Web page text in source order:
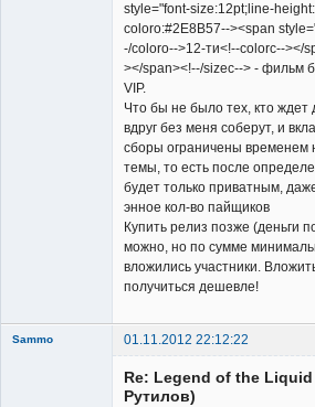
style="font-size:12pt;line-
coloro:#2E8B57--><span
-/coloro-->12-ти<!--colorc--></
></span><!--/sizec--> - фильм
VIP.
Что бы не было тех, кто ждет
вдруг без меня соберут, и
сборы ограничены временем
темы, то есть после
будет только приватным,
энное кол-во пайщиков
Купить релиз позже (деньги
можно, но по сумме
вложились участники.
получиться дешевле!
Sammo
01.11.2012 22:12:22
Re: Legend of the
Рутилов)